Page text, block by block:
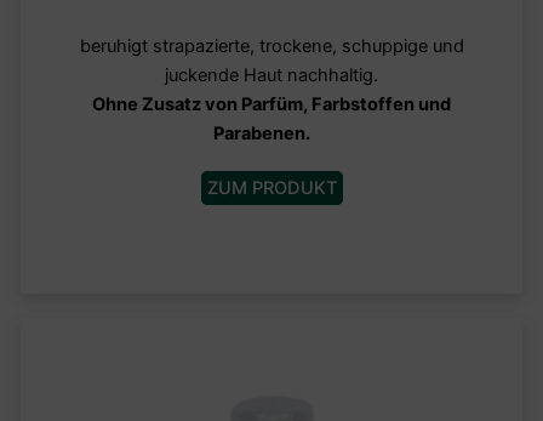
beruhigt strapazierte, trockene, schuppige und
juckende Haut nachhaltig.
Ohne Zusatz von Parfüm, Farbstoffen und
Parabenen.
ZUM PRODUKT